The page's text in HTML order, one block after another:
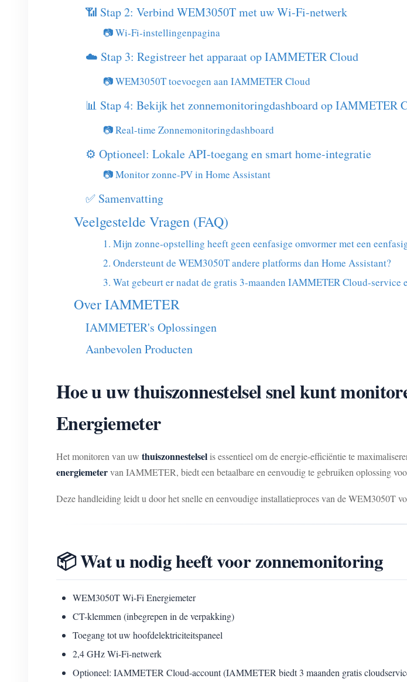
📶 Stap 2: Verbind WEM3050T met uw Wi-Fi-netwerk
📷 Wi-Fi-instellingenpagina
☁️ Stap 3: Registreer het apparaat op IAMMETER Cloud
📷 WEM3050T toevoegen aan IAMMETER Cloud
📊 Stap 4: Bekijk het zonnemonitoringdashboard op IAMMETER
📷 Real-time Zonnemonitoringdashboard
⚙️ Optioneel: Lokale API-toegang en smart home-integratie
📷 Monitor zonne-PV in Home Assistant
✅ Samenvatting
Veelgestelde Vragen (FAQ)
1. Mijn zonne-opstelling heeft geen eenfasige omvormer met een
2. Ondersteunt de WEM3050T andere platforms dan Home Assistant?
3. Wat gebeurt er nadat de gratis 3-maanden IAMMETER Cloud-service
Over IAMMETER
IAMMETER's Oplossingen
Aanbevolen Producten
Hoe u uw thuiszonnestelsel snel kunt
Energiemeter
Het monitoren van uw thuiszonnestelselis essentieel om de energie-efficiëntie te
energiemetervan IAMMETER, biedt een betaalbare en eenvoudig te gebruiken oplossing
Deze handleiding leidt u door het snelle en eenvoudige installatieproces van de WEM3050T
📦 Wat u nodig heeft voor zonnemonitoring
WEM3050T Wi-Fi Energiemeter
CT-klemmen (inbegrepen in de verpakking)
Toegang tot uw hoofdelektriciteitspaneel
2,4 GHz Wi-Fi-netwerk
Optioneel: IAMMETER Cloud-account (IAMMETER biedt 3 maanden gratis